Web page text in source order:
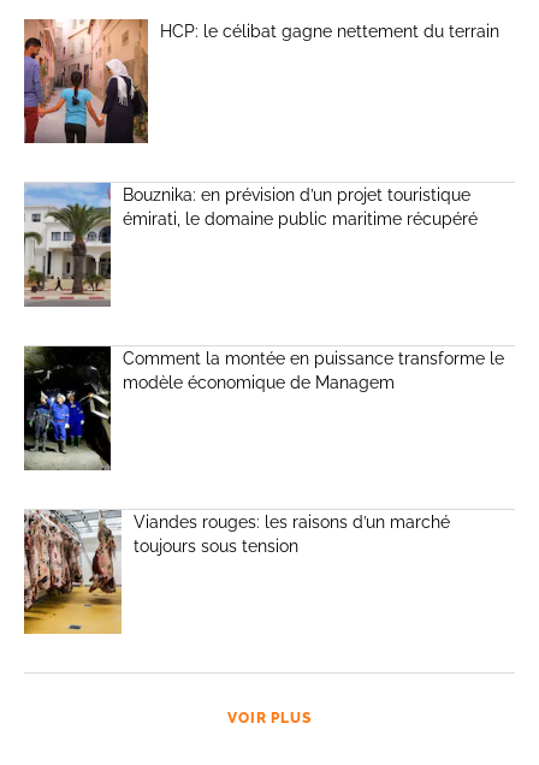
HCP: le célibat gagne nettement du terrain
Bouznika: en prévision d’un projet touristique
émirati, le domaine public maritime récupéré
Comment la montée en puissance transforme le
modèle économique de Managem
Viandes rouges: les raisons d’un marché
toujours sous tension
VOIR PLUS